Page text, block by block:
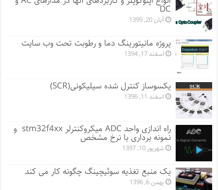
DC
آبان 20, 1399
پروژه مانيتورينگ دما و رطوبت تحت وب سایت
اسفند 17, 1394
یکسوساز کنترل شده سیلیکونی(SCR)
اسفند 11, 1396
راه اندازی واحد ADC میکروکنترلر stm32f4xx و
نمونه برداری با نرخ مشخص
شهریور 10, 1397
یک منبع تغذیه سوئیچینگ چگونه کار می کند
بهمن 6, 1396